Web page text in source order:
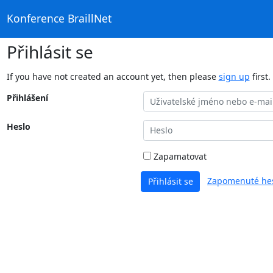
Konference BraillNet
Přihlásit se
If you have not created an account yet, then please sign up first.
Přihlášení
Heslo
Zapamatovat
Přihlásit se Zapomenuté